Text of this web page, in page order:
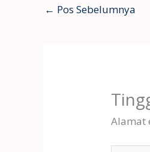
← Pos Sebelumnya
Alamat